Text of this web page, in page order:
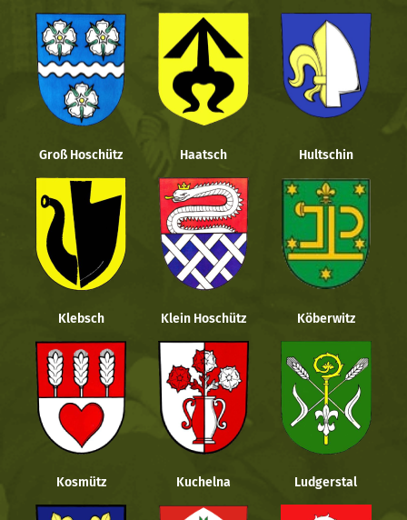
Groß Hoschütz Haatsch Hultschin
Klebsch Klein Hoschütz Köberwitz
Kosmütz Kuchelna Ludgerstal